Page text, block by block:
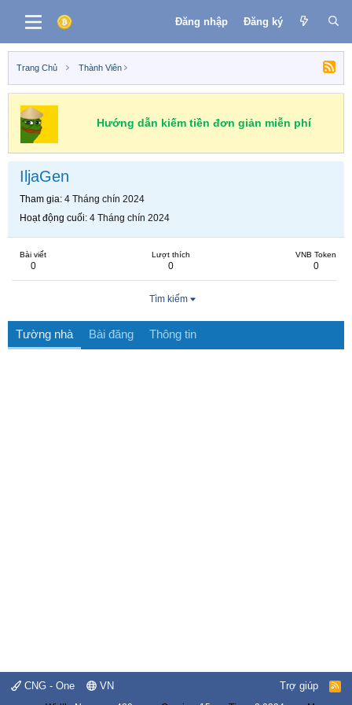
Đăng nhập Đăng ký
Trang Chủ Thành Viên
Hướng dẫn kiếm tiền đơn giản miễn phí
IljaGen
Tham gia 4 Tháng chín 2024
Hoạt động cuối 4 Tháng chín 2024
Bài viết
0
Lượt thích
0
VNB Token
0
Tìm kiếm
Tường nhà Bài đăng Thông tin
CNG - One VN Trợ giúp
R